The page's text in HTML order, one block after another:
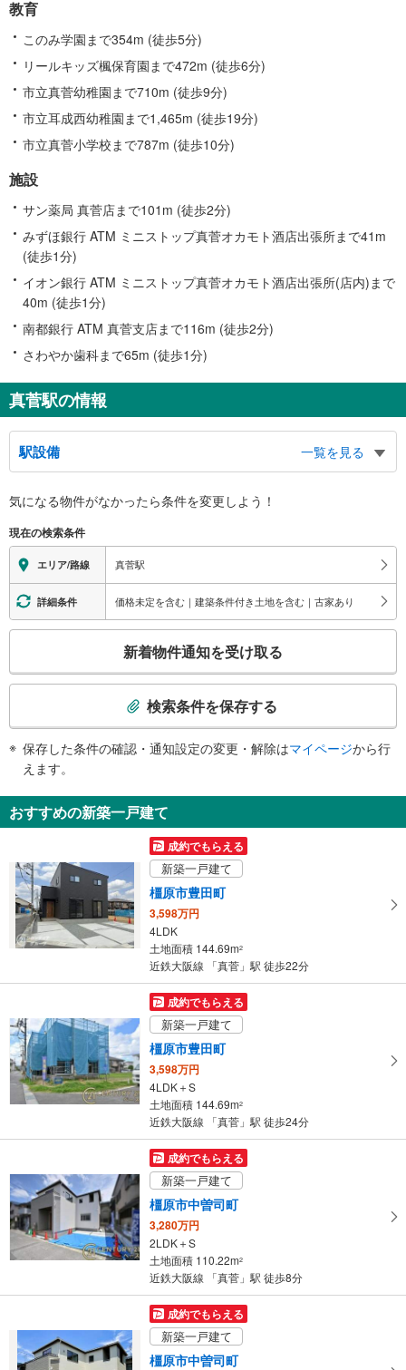
教育
このみ学園まで354m (徒歩5分)
リールキッズ楓保育園まで472m (徒歩6分)
市立真菅幼稚園まで710m (徒歩9分)
市立耳成西幼稚園まで1,465m (徒歩19分)
市立真菅小学校まで787m (徒歩10分)
施設
サン薬局 真菅店まで101m (徒歩2分)
みずほ銀行 ATM ミニストップ真菅オカモト酒店出張所まで41m
(徒歩1分)
イオン銀行 ATM ミニストップ真菅オカモト酒店出張所(店内)まで
40m (徒歩1分)
南都銀行 ATM 真菅支店まで116m (徒歩2分)
さわやか歯科まで65m (徒歩1分)
真菅駅の情報
駅設備
一覧を見る
※段差なしでの移動経路
地上⇔改札⇔ホーム：△（スロープ（車椅子専用通路））
トイレ
《多機能トイレ》
・改札内
スロープ
気になる物件がなかったら条件を変更しよう！
現在の検索条件
エリア/路線 真菅駅
詳細条件 価格未定を含む｜建築条件付き土地を含む｜古家あり
検
知
を
け
取
る
・
条
イ
ペ
ー
ジ
存
る
新着物件通知を受け取る
検索条件を保存する
保存した条件の確認・通知設定の変更・解除はマイページから行
えます。
おすすめの新築一戸建て
成約でもらえる
新築一戸建て
橿原市豊田町
3,598万円
4LDK
土地面積 144.69m2
近鉄大阪線 「真菅」駅 徒歩22分
成約でもらえる
新築一戸建て
橿原市豊田町
3,598万円
4LDK＋S
土地面積 144.69m2
近鉄大阪線 「真菅」駅 徒歩24分
成約でもらえる
新築一戸建て
橿原市中曽司町
3,280万円
2LDK＋S
土地面積 110.22m2
近鉄大阪線 「真菅」駅 徒歩8分
成約でもらえる
新築一戸建て
橿原市中曽司町